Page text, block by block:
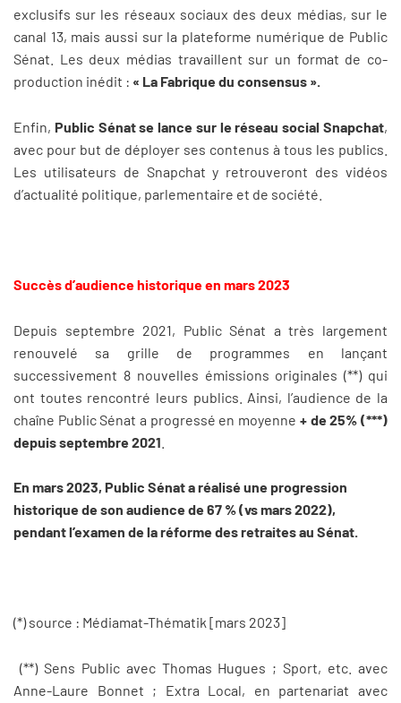
exclusifs sur les réseaux sociaux des deux médias, sur le
canal 13, mais aussi sur la plateforme numérique de Public
Sénat. Les deux médias travaillent sur un format de co-
production inédit : « La Fabrique du consensus ».
Enfin, Public Sénat se lance sur le réseau social Snapchat,
avec pour but de déployer ses contenus à tous les publics.
Les utilisateurs de Snapchat y retrouveront des vidéos
d’actualité politique, parlementaire et de société.
Succès d’audience historique en mars 2023
Depuis septembre 2021, Public Sénat a très largement
renouvelé sa grille de programmes en lançant
successivement 8 nouvelles émissions originales (**) qui
ont toutes rencontré leurs publics. Ainsi, l’audience de la
chaîne Public Sénat a progressé en moyenne + de 25% (***)
depuis septembre 2021
En mars 2023, Public Sénat a réalisé une progression
historique de son audience de 67 % (vs mars 2022),
pendant l’examen de la réforme des retraites au Sénat.
(*) source : Médiamat-Thématik [mars 2023]
(**) Sens Public avec Thomas Hugues ; Sport, etc. avec
Anne-Laure Bonnet ; Extra Local, en partenariat avec